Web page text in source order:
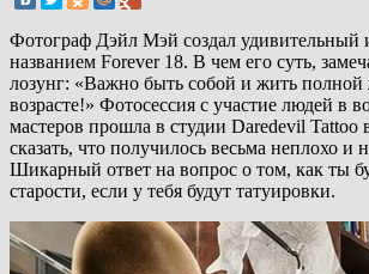
Фотограф Дэйл Мэй создал удивительный
названием Forever 18. В чем его суть,
лозунг: «Важно быть собой и жить
возрасте!» Фотосессия с участие людей в
мастеров прошла в студии Daredevil
сказать, что получилось весьма неплохо и
Шикарный ответ на вопрос о том, как ты
старости, если у тебя будут татуировки.